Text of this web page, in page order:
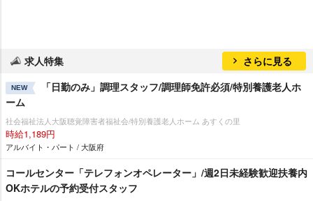
求人特集 さらに見る
NEW
「日勤のみ」調理スタッフ/調理師免許必須/特別養護老人ホ
ーム
社会福祉法人大阪聴覚障害者福祉会/特別養護老人ホーム あすくの里
時給1,189円
アルバイト・パート / 大阪府
コールセンター「テレフォンオペレーター」/週2日未経験歓迎扶養内
OKホテルの予約受付スタッフ